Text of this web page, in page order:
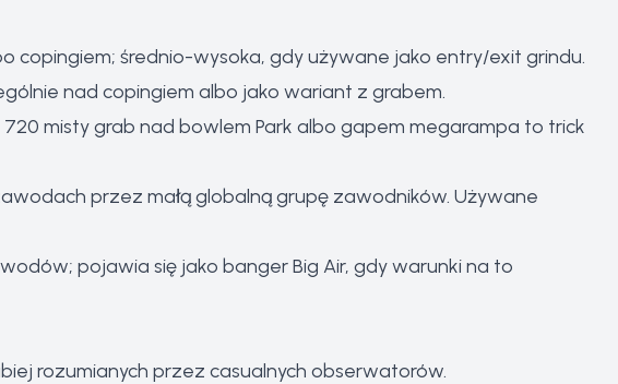
copingiem; średnio-wysoka, gdy używane jako entry/exit grindu.
nad copingiem albo jako wariant z grabem.
misty grab nad bowlem Park albo gapem megarampa to trick
przez małą globalną grupę zawodników. Używane
pojawia się jako banger Big Air, gdy warunki na to
rozumianych przez casualnych obserwatorów.